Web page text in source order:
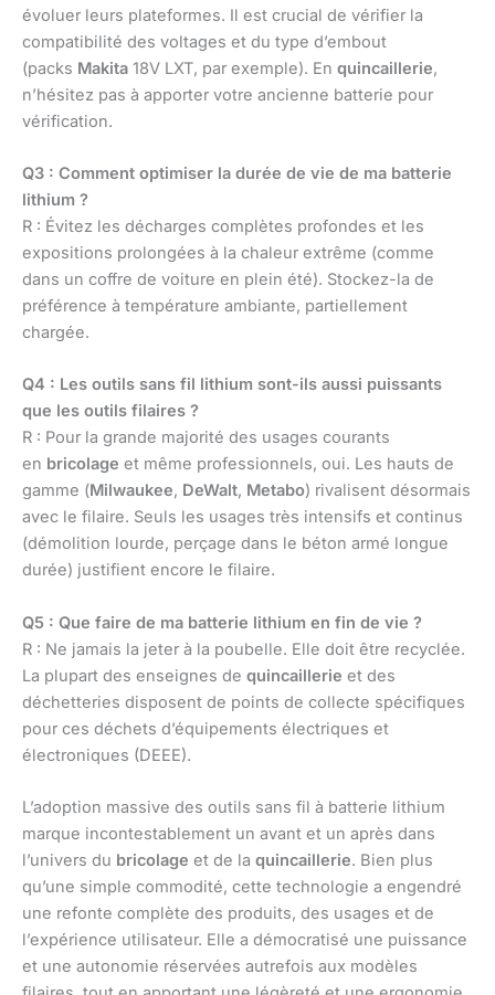
évoluer leurs plateformes. Il est crucial de vérifier la
compatibilité des voltages et du type d’embout
(packs Makita 18V LXT, par exemple). En quincaillerie,
n’hésitez pas à apporter votre ancienne batterie pour
vérification.
Q3 : Comment optimiser la durée de vie de ma batterie
lithium ?
R : Évitez les décharges complètes profondes et les
expositions prolongées à la chaleur extrême (comme
dans un coffre de voiture en plein été). Stockez-la de
préférence à température ambiante, partiellement
chargée.
Q4 : Les outils sans fil lithium sont-ils aussi puissants
que les outils filaires ?
R : Pour la grande majorité des usages courants
en bricolage et même professionnels, oui. Les hauts de
gamme (Milwaukee, DeWalt, Metabo) rivalisent désormais
avec le filaire. Seuls les usages très intensifs et continus
(démolition lourde, perçage dans le béton armé longue
durée) justifient encore le filaire.
Q5 : Que faire de ma batterie lithium en fin de vie ?
R : Ne jamais la jeter à la poubelle. Elle doit être recyclée.
La plupart des enseignes de quincaillerie et des
déchetteries disposent de points de collecte spécifiques
pour ces déchets d’équipements électriques et
électroniques (DEEE).
L’adoption massive des outils sans fil à batterie lithium
marque incontestablement un avant et un après dans
l’univers du bricolage et de la quincaillerie. Bien plus
qu’une simple commodité, cette technologie a engendré
une refonte complète des produits, des usages et de
l’expérience utilisateur. Elle a démocratisé une puissance
et une autonomie réservées autrefois aux modèles